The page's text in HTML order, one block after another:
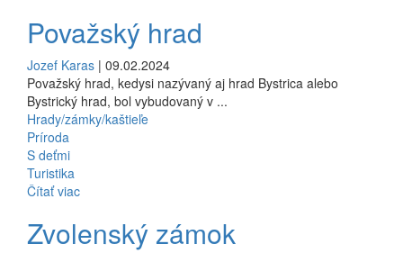
Považský hrad
Jozef Karas | 09.02.2024
Považský hrad, kedysi nazývaný aj hrad Bystrica alebo
Bystrický hrad, bol vybudovaný v ...
Hrady/zámky/kaštieľe
Príroda
S deťmi
Turistika
Čítať viac
Zvolenský zámok